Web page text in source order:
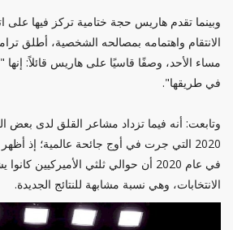
وبينما تقدم هاريس حجة ختامية تركز فيها على
الانتقام واهتمامه بمصالحه الشخصية، أطلق
مساء الأحد، وصفًا قاسيًا على هاريس قائلاً:
في طريقها".
وتابعت: أنه فيما تزداد مشاعر القلق لدى بعض
في عام 2020 أن حوالي ثلثي الأميركيين
الانتخابات، وهي نسبة مشابهة للنتائج الجديدة.